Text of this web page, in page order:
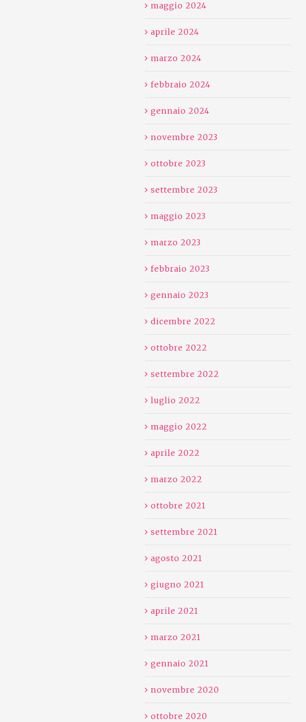
maggio 2024
aprile 2024
marzo 2024
febbraio 2024
gennaio 2024
novembre 2023
ottobre 2023
settembre 2023
maggio 2023
marzo 2023
febbraio 2023
gennaio 2023
dicembre 2022
ottobre 2022
settembre 2022
luglio 2022
maggio 2022
aprile 2022
marzo 2022
ottobre 2021
settembre 2021
agosto 2021
giugno 2021
aprile 2021
marzo 2021
gennaio 2021
novembre 2020
ottobre 2020